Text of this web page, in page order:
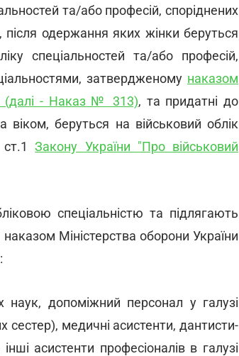
та/або професій, споріднених
після одержання яких жінки беруться
спеціальностей та/або професій,
затвердженому наказом
(далі - Наказ № 313), та придатні до
беруться на військовий облік
ст.1Закону України "Про військовий
спеціальністю та підлягають
Міністерства оборони України
допоміжний персонал у галузі
сестер), медичні асистенти, дантисти-
асистенти професіоналів в галузі